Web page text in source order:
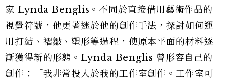
家 Lynda Benglis。不同於直接借用藝術作品的
視覺符號，他更著迷於他的創作手法，探討如何運
用打結、褶皺、塑形等過程，使原本平面的材料逐
漸獲得新的形態。Lynda Benglis 曾形容自己的
創作：「我非常投入於我的工作室創作。工作室可